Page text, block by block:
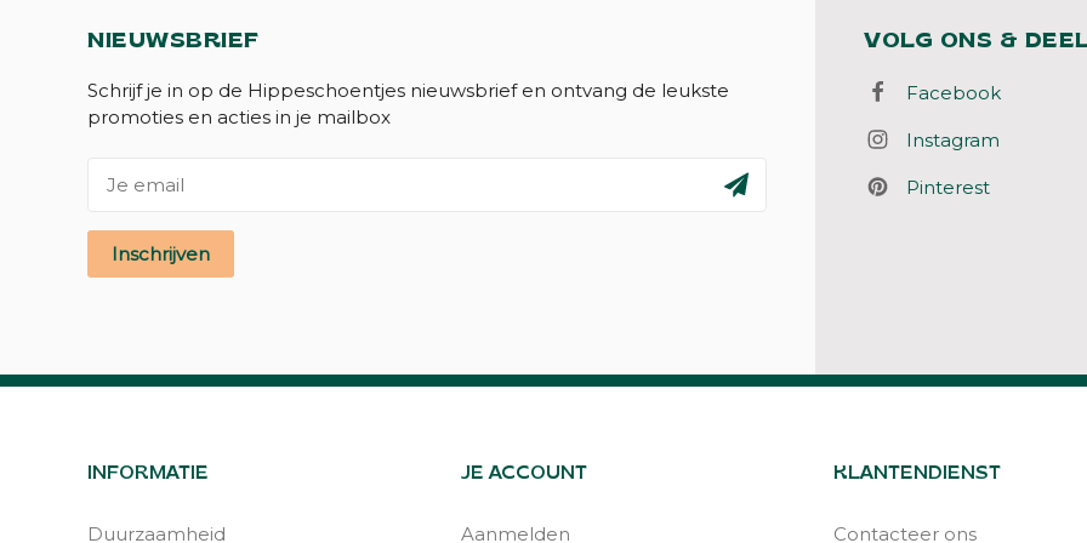
NIEUWSBRIEF
Schrijf je in op de Hippeschoentjes nieuwsbrief en ontvang de leukste
promoties en acties in je mailbox
Inschrijven
VOLG ONS &
Facebook
Instagram
Pinterest
INFORMATIE
Duurzaamheid
JE ACCOUNT
Aanmelden
KLANTENDIENST
Contacteer ons